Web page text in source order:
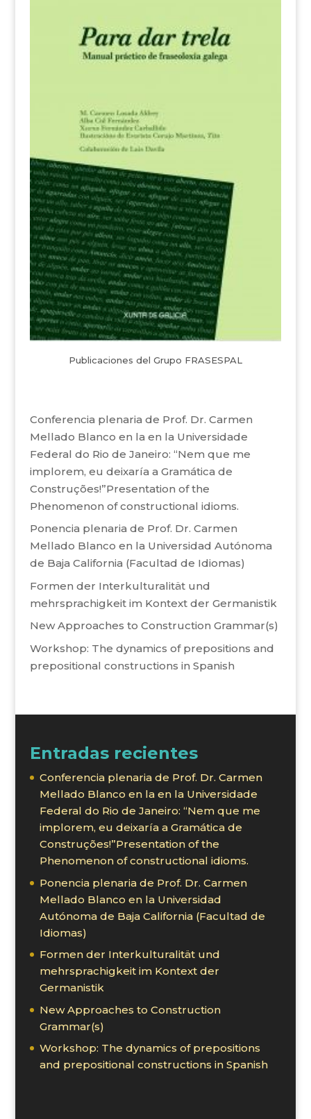
Publicaciones del Grupo FRASESPAL
Conferencia plenaria de Prof. Dr. Carmen
Mellado Blanco en la en la Universidade
Federal do Rio de Janeiro: “Nem que me
implorem, eu deixaría a Gramática de
Construções!”Presentation of the
Phenomenon of constructional idioms.
Ponencia plenaria de Prof. Dr. Carmen
Mellado Blanco en la Universidad Autónoma
de Baja California (Facultad de Idiomas)
Formen der Interkulturalität und
mehrsprachigkeit im Kontext der Germanistik
New Approaches to Construction Grammar(s)
Workshop: The dynamics of prepositions and
prepositional constructions in Spanish
Entradas recientes
Conferencia plenaria de Prof. Dr. Carmen
Mellado Blanco en la en la Universidade
Federal do Rio de Janeiro: “Nem que me
implorem, eu deixaría a Gramática de
Construções!”Presentation of the
Phenomenon of constructional idioms.
Ponencia plenaria de Prof. Dr. Carmen
Mellado Blanco en la Universidad
Autónoma de Baja California (Facultad de
Idiomas)
Formen der Interkulturalität und
mehrsprachigkeit im Kontext der
Germanistik
New Approaches to Construction
Grammar(s)
Workshop: The dynamics of prepositions
and prepositional constructions in Spanish